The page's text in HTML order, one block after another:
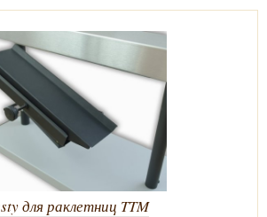
для раклетниц TTM